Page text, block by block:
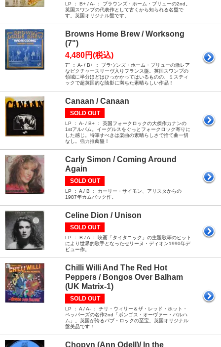
LP ： B+ / A- ： ブラウンズ・ホーム・ブリューの2nd。
英国スワンプの代表作として古くから知られる名盤で
す。英国オリジナル盤です。
Browns Home Brew / Worksong
(7")
4,480円(税込)
7" ： A- / B+ ： ブラウンズ・ホーム・ブリューの激レア
なピクチャースリーヴ入りフランス盤。英国スワンプの
領域に半分ほどはひっかかってはいるものの、ミスティ
ックで超英国的な陰影に満ちた素晴らしい作品！
Canaan / Canaan
SOLD OUT
LP ： A- / B+ ： 英国フォークロックの大傑作カナンの
1stアルバム。イーグルスをぐっとフォークロック寄りに
した感じ。特筆すべきは楽曲の素晴らしさで捨て曲一切
なし。強力推薦盤！
Carly Simon / Coming Around
Again
SOLD OUT
LP ： A / B ： カーリー・サイモン、アリスタからの
1987年カムバック作。
Celine Dion / Unison
SOLD OUT
LP ： B / A ： 映画「タイタニック」の主題歌等のヒット
により世界的歌手となったセリーヌ・ディオン1990年デ
ビュー作。
Chilli Willi And The Red Hot
Peppers / Bongos Over Balham
(UK Matrix-1)
SOLD OUT
LP ： A / A- ： チリ・ウィリー＆ザ・レッド・ホット・
ペッパーズの名作2nd「ボンゴス・オーヴァー・バルハ
ム」。英国が誇るパブ・ロックの至宝。英国オリジナル
盤美品です！
Chopyn (Ann Odell)/ In the